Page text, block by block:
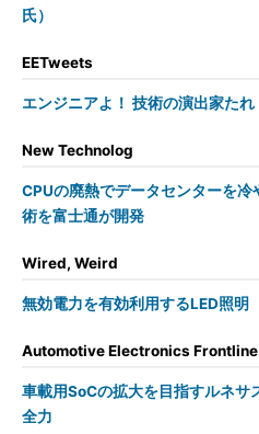
氏）
EETweets
エンジニアよ！ 技術の演出家たれ
New Technolog
CPUの廃熱でデータセンターを
術を富士通が開発
Wired, Weird
無効電力を有効利用するLED照明
Automotive Electronics Frontline
車載用SoCの拡大を目指すルネサ
全力